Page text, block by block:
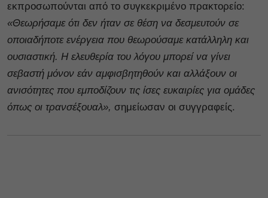
εκπροσωπούνται από το συγκεκριμένο πρακτορείο:
«Θεωρήσαμε ότι δεν ήταν σε θέση να δεσμευτούν σε
οποιαδήποτε ενέργεια που θεωρούσαμε κατάλληλη και
ουσιαστική. Η ελευθερία του λόγου μπορεί να γίνει
σεβαστή μόνον εάν αμφισβητηθούν και αλλάξουν οι
ανισότητες που εμποδίζουν τις ίσες ευκαιρίες για ομάδες
όπως οι τρανσέξουαλ», σημείωσαν οι συγγραφείς.